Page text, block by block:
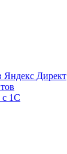
Яндекс Директ
c 1C